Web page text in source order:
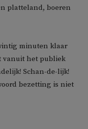
platteland, boeren
minuten klaar
vanuit het publiek
Schan-de-lijk!
bezetting is niet